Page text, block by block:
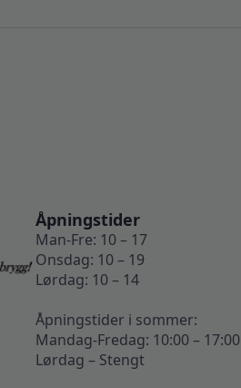
Åpningstider
Man-Fre: 10 – 17
Onsdag: 10 – 19
Lørdag: 10 – 14
Åpningstider i sommer:
Mandag-Fredag: 10:00 – 17:00
Lørdag – Stengt